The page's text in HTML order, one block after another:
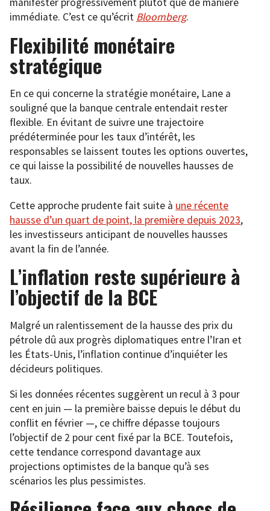
immédiate. C’est ce qu’écrit Bloomberg.
Flexibilité monétaire
stratégique
En ce qui concerne la stratégie monétaire, Lane a
souligné que la banque centrale entendait rester
flexible. En évitant de suivre une trajectoire
prédéterminée pour les taux d’intérêt, les
responsables se laissent toutes les options ouvertes,
ce qui laisse la possibilité de nouvelles hausses de
taux.
Cette approche prudente fait suite à une récente
hausse d’un quart de point, la première depuis 2023,
les investisseurs anticipant de nouvelles hausses
avant la fin de l’année.
L’inflation reste supérieure à
l’objectif de la BCE
Malgré un ralentissement de la hausse des prix du
pétrole dû aux progrès diplomatiques entre l’Iran et
les États-Unis, l’inflation continue d’inquiéter les
décideurs politiques.
Si les données récentes suggèrent un recul à 3 pour
cent en juin — la première baisse depuis le début du
conflit en février —, ce chiffre dépasse toujours
l’objectif de 2 pour cent fixé par la BCE. Toutefois,
cette tendance correspond davantage aux
projections optimistes de la banque qu’à ses
scénarios les plus pessimistes.